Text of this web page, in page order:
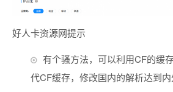
好人卡资源网提示
有个骚方法，可以利用CF的缓
代CF缓存，修改国内的解析达到